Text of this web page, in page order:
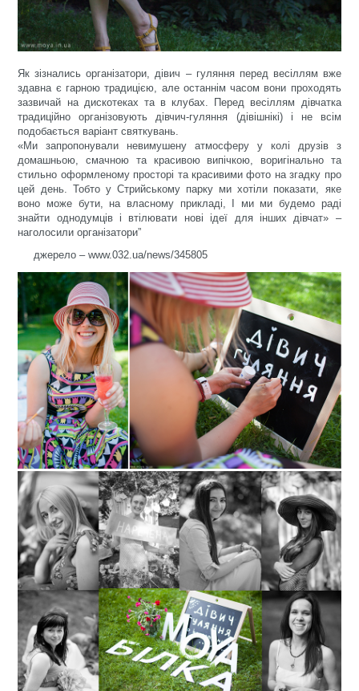
Як зізнались організатори, дівич – гуляння перед весіллям вже
здавна є гарною традицією, але останнім часом вони проходять
зазвичай на дискотеках та в клубах. Перед весіллям дівчатка
традиційно організовують дівчич-гуляння (дівішнікі) і не всім
подобається варіант святкувань.
«Ми запропонували невимушену атмосферу у колі друзів з
домашньою, смачною та красивою випічкою, воригінально та
стильно оформленому просторі та красивими фото на згадку про
цей день. Тобто у Стрийському парку ми хотіли показати, яке
воно може бути, на власному прикладі, І ми ми будемо раді
знайти однодумців і втілювати нові ідеї для інших дівчат» –
наголосили організатори”
джерело – www.032.ua/news/345805